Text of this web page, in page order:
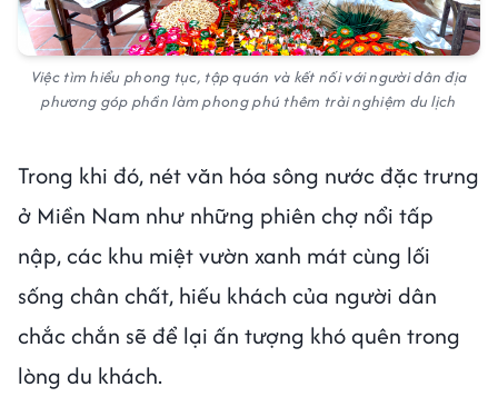
Việc tìm hiểu phong tục, tập quán và kết nối với người dân địa
phương góp phần làm phong phú thêm trải nghiệm du lịch
Trong khi đó, nét văn hóa sông nước đặc trưng
ở Miền Nam như những phiên chợ nổi tấp
nập, các khu miệt vườn xanh mát cùng lối
sống chân chất, hiếu khách của người dân
chắc chắn sẽ để lại ấn tượng khó quên trong
lòng du khách.